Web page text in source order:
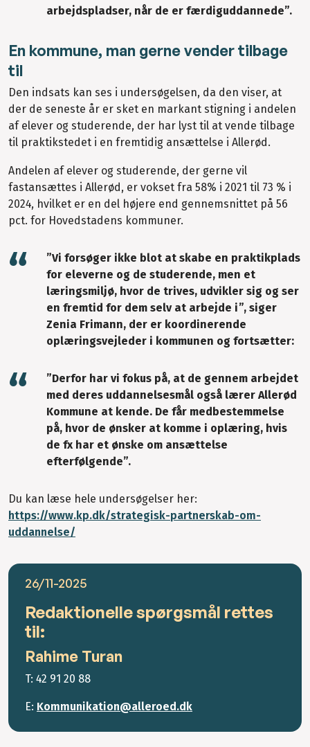
arbejdspladser, når de er færdiguddannede”.
En kommune, man gerne vender tilbage
til
Den indsats kan ses i undersøgelsen, da den viser, at
der de seneste år er sket en markant stigning i andelen
af elever og studerende, der har lyst til at vende tilbage
til praktikstedet i en fremtidig ansættelse i Allerød.
Andelen af elever og studerende, der gerne vil
fastansættes i Allerød, er vokset fra 58% i 2021 til 73 % i
2024, hvilket er en del højere end gennemsnittet på 56
pct. for Hovedstadens kommuner.
”Vi forsøger ikke blot at skabe en praktikplads
for eleverne og de studerende, men et
læringsmiljø, hvor de trives, udvikler sig og ser
en fremtid for dem selv at arbejde i”, siger
Zenia Frimann, der er koordinerende
oplæringsvejleder i kommunen og fortsætter:
”Derfor har vi fokus på, at de gennem arbejdet
med deres uddannelsesmål også lærer Allerød
Kommune at kende. De får medbestemmelse
på, hvor de ønsker at komme i oplæring, hvis
de fx har et ønske om ansættelse
efterfølgende”.
Du kan læse hele undersøgelser her:
https://www.kp.dk/strategisk-partnerskab-om-
uddannelse/
26/11-2025
Redaktionelle spørgsmål rettes
til:
Rahime Turan
T: 42 91 20 88
E: Kommunikation@alleroed.dk